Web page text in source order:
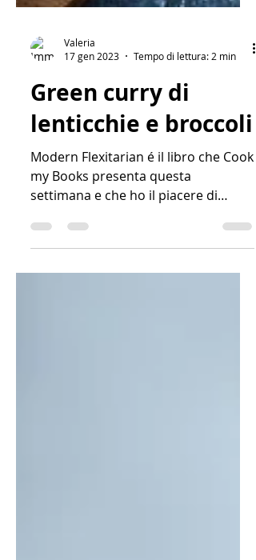
17 gen 2023
Tempo di lettura: 2 min
Green curry di
lenticchie e broccoli
Modern Flexitarian é il libro che Cook
my Books presenta questa
settimana e che ho il piacere di
aprire con questa ricetta semplice e